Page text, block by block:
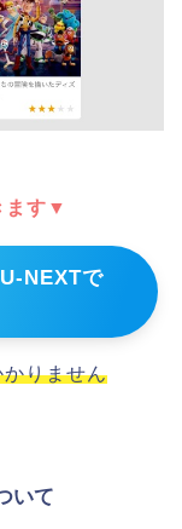
ます▼
NEXTで
りません
いて